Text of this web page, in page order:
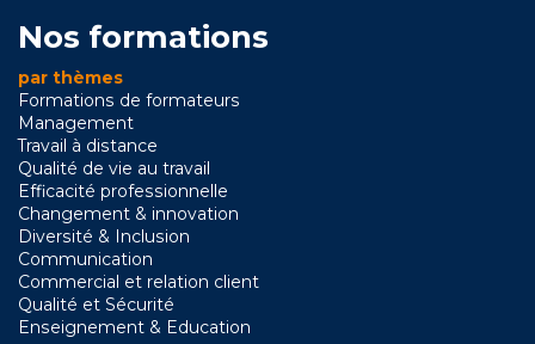
Nos formations
par thèmes
Formations de formateurs
Management
Travail à distance
Qualité de vie au travail
Efficacité professionnelle
Changement & innovation
Diversité & Inclusion
Communication
Commercial et relation client
Qualité et Sécurité
Enseignement & Education